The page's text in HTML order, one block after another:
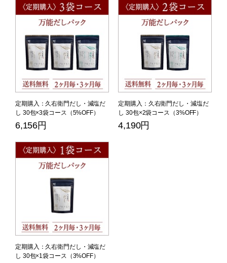
定期購入：久右衛門だし・減塩だ
し 30包×3袋コース（5%OFF）
6,156円
定期購入：久右衛門だし・減塩だ
し 30包×2袋コース（3%OFF）
4,190円
定期購入：久右衛門だし・減塩だ
し 30包×1袋コース（3%OFF）